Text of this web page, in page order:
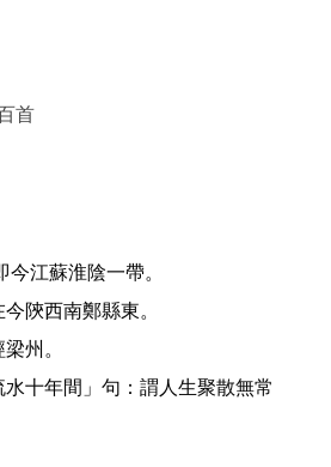
首
陝西南鄭縣東。
州。
水十年間」句：謂人生聚散無常